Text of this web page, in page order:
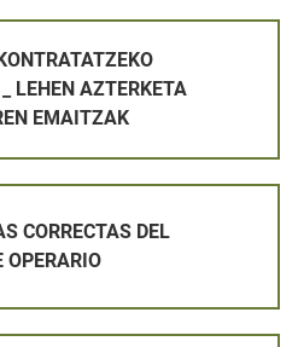
LEHEN AZTERKETA
EMAITZAK
CORRECTAS DEL
OPERARIO